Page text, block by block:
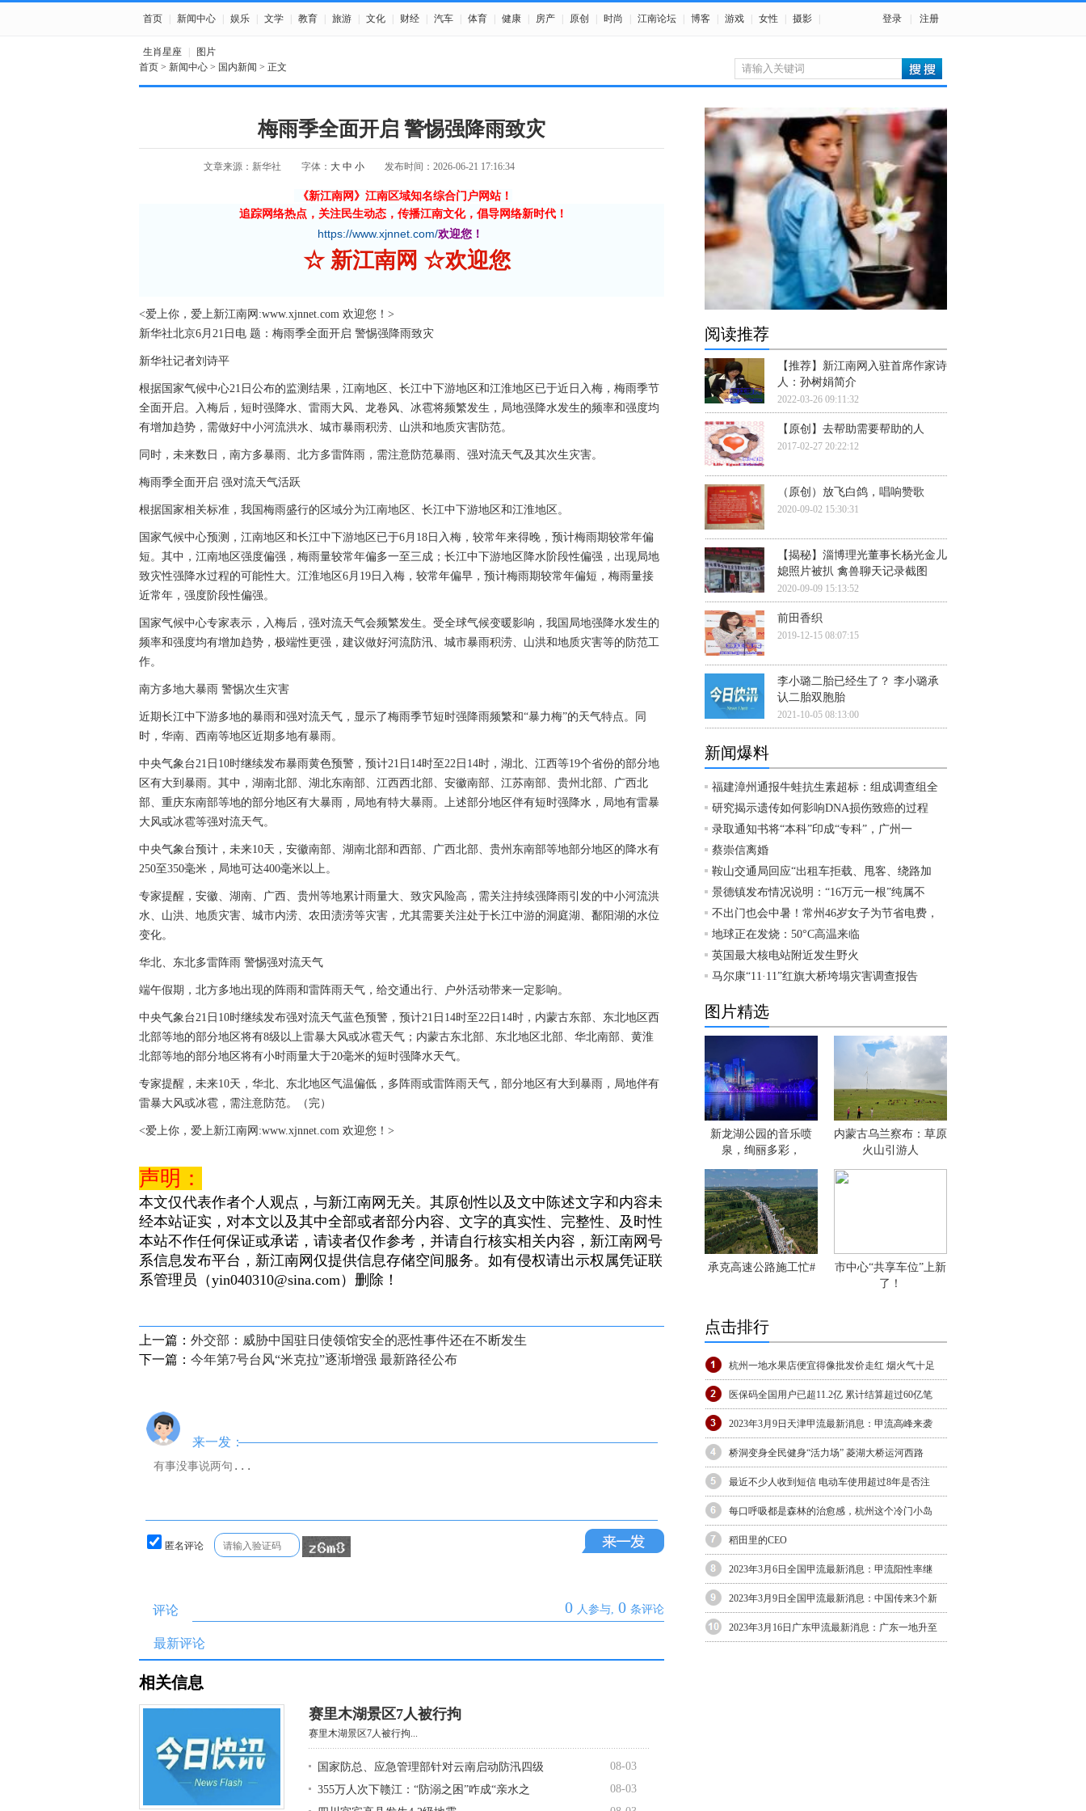
首页 新闻中心 娱乐 文学 教育 旅游 文化 财经 汽车 体育 健康 房产 原创 时尚 江南论坛 博客 游戏 女性 摄影
生肖星座 图片
登录 注册
首页 > 新闻中心 > 国内新闻 > 正文
梅雨季全面开启 警惕强降雨致灾
文章来源：新华社 字体： 大 中 小 发布时间：2026-06-21 17:16:34
《新江南网》江南区域知名综合门户网站！
追踪网络热点，关注民生动态，传播江南文化，倡导网络新时代！
https://www.xjnnet.com/欢迎您！
☆ 新江南网 ☆欢迎您
<爱上你，爱上新江南网:www.xjnnet.com 欢迎您！>
新华社北京6月21日电 题：梅雨季全面开启 警惕强降雨致灾
新华社记者刘诗平
根据国家气候中心21日公布的监测结果，江南地区、长江中下游地区和江淮地区已于近日入梅，梅雨季节
全面开启。入梅后，短时强降水、雷雨大风、龙卷风、冰雹将频繁发生，局地强降水发生的频率和强度均
有增加趋势，需做好中小河流洪水、城市暴雨积涝、山洪和地质灾害防范。
同时，未来数日，南方多暴雨、北方多雷阵雨，需注意防范暴雨、强对流天气及其次生灾害。
梅雨季全面开启 强对流天气活跃
根据国家相关标准，我国梅雨盛行的区域分为江南地区、长江中下游地区和江淮地区。
国家气候中心预测，江南地区和长江中下游地区已于6月18日入梅，较常年来得晚，预计梅雨期较常年偏
短。其中，江南地区强度偏强，梅雨量较常年偏多一至三成；长江中下游地区降水阶段性偏强，出现局地
致灾性强降水过程的可能性大。江淮地区6月19日入梅，较常年偏早，预计梅雨期较常年偏短，梅雨量接
近常年，强度阶段性偏强。
国家气候中心专家表示，入梅后，强对流天气会频繁发生。受全球气候变暖影响，我国局地强降水发生的
频率和强度均有增加趋势，极端性更强，建议做好河流防汛、城市暴雨积涝、山洪和地质灾害等的防范工
作。
南方多地大暴雨 警惕次生灾害
近期长江中下游多地的暴雨和强对流天气，显示了梅雨季节短时强降雨频繁和“暴力梅”的天气特点。同
时，华南、西南等地区近期多地有暴雨。
中央气象台21日10时继续发布暴雨黄色预警，预计21日14时至22日14时，湖北、江西等19个省份的部分地
区有大到暴雨。其中，湖南北部、湖北东南部、江西西北部、安徽南部、江苏南部、贵州北部、广西北
部、重庆东南部等地的部分地区有大暴雨，局地有特大暴雨。上述部分地区伴有短时强降水，局地有雷暴
大风或冰雹等强对流天气。
中央气象台预计，未来10天，安徽南部、湖南北部和西部、广西北部、贵州东南部等地部分地区的降水有
250至350毫米，局地可达400毫米以上。
专家提醒，安徽、湖南、广西、贵州等地累计雨量大、致灾风险高，需关注持续强降雨引发的中小河流洪
水、山洪、地质灾害、城市内涝、农田渍涝等灾害，尤其需要关注处于长江中游的洞庭湖、鄱阳湖的水位
变化。
华北、东北多雷阵雨 警惕强对流天气
端午假期，北方多地出现的阵雨和雷阵雨天气，给交通出行、户外活动带来一定影响。
中央气象台21日10时继续发布强对流天气蓝色预警，预计21日14时至22日14时，内蒙古东部、东北地区西
北部等地的部分地区将有8级以上雷暴大风或冰雹天气；内蒙古东北部、东北地区北部、华北南部、黄淮
北部等地的部分地区将有小时雨量大于20毫米的短时强降水天气。
专家提醒，未来10天，华北、东北地区气温偏低，多阵雨或雷阵雨天气，部分地区有大到暴雨，局地伴有
雷暴大风或冰雹，需注意防范。（完）
<爱上你，爱上新江南网:www.xjnnet.com 欢迎您！>
声明：
本文仅代表作者个人观点，与新江南网无关。其原创性以及文中陈述文字和内容未
经本站证实，对本文以及其中全部或者部分内容、文字的真实性、完整性、及时性
本站不作任何保证或承诺，请读者仅作参考，并请自行核实相关内容，新江南网号
系信息发布平台，新江南网仅提供信息存储空间服务。如有侵权请出示权属凭证联
系管理员（yin040310@sina.com）删除！
上一篇： 外交部：威胁中国驻日使领馆安全的恶性事件还在不断发生
下一篇： 今年第7号台风“米克拉”逐渐增强 最新路径公布
来一发：
匿名评论
评论 0 人参与, 0 条评论
最新评论
相关信息
赛里木湖景区7人被行拘
赛里木湖景区7人被行拘...
国家防总、应急管理部针对云南启动防汛四级
08-03
355万人次下赣江：“防溺之困”咋成“亲水之
08-03
阅读推荐
【推荐】新江南网入驻首席作家诗
人：孙树娟简介
2022-03-26 09:11:32
【原创】去帮助需要帮助的人
2017-02-27 20:22:12
（原创）放飞白鸽，唱响赞歌
2020-09-02 15:30:31
【揭秘】淄博理光董事长杨光金儿
媳照片被扒 禽兽聊天记录截图
2020-09-09 15:13:52
前田香织
2019-12-15 08:07:15
李小璐二胎已经生了？ 李小璐承
认二胎双胞胎
2021-10-05 08:13:00
新闻爆料
福建漳州通报牛蛙抗生素超标：组成调查组全
研究揭示遗传如何影响DNA损伤致癌的过程
录取通知书将“本科”印成“专科”，广州一
蔡崇信离婚
鞍山交通局回应“出租车拒载、甩客、绕路加
景德镇发布情况说明：“16万元一根”纯属不
不出门也会中暑！常州46岁女子为节省电费，
地球正在发烧：50°C高温来临
英国最大核电站附近发生野火
马尔康“11·11”红旗大桥垮塌灾害调查报告
图片精选
新龙湖公园的音乐喷
泉，绚丽多彩，
内蒙古乌兰察布：草原
火山引游人
承克高速公路施工忙#
市中心“共享车位”上新
了！
点击排行
杭州一地水果店便宜得像批发价走红 烟火气十足
医保码全国用户已超11.2亿 累计结算超过60亿笔
2023年3月9日天津甲流最新消息：甲流高峰来袭
桥洞变身全民健身“活力场” 菱湖大桥运河西路
最近不少人收到短信 电动车使用超过8年是否注
每口呼吸都是森林的治愈感，杭州这个冷门小岛
稻田里的CEO
2023年3月6日全国甲流最新消息：甲流阳性率继
2023年3月9日全国甲流最新消息：中国传来3个新
2023年3月16日广东甲流最新消息：广东一地升至